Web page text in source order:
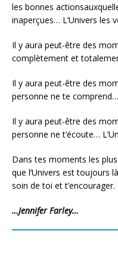
les bonnes
inaperçues… L’Univers les
Il y aura peut-être des
complètement et
Il y aura peut-être des
personne ne te
Il y aura peut-être des
personne ne t’écoute…
Dans tes moments les
que l’Univers est toujours
soin de toi et t’encourager.
…Jennifer Farley…